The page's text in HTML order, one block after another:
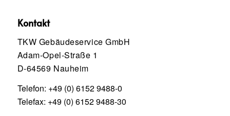
Kontakt
TKW Gebäudeservice GmbH
Adam-Opel-Straße 1
D-64569 Nauheim
Telefon: +49 (0) 6152 9488-0
Telefax: +49 (0) 6152 9488-30